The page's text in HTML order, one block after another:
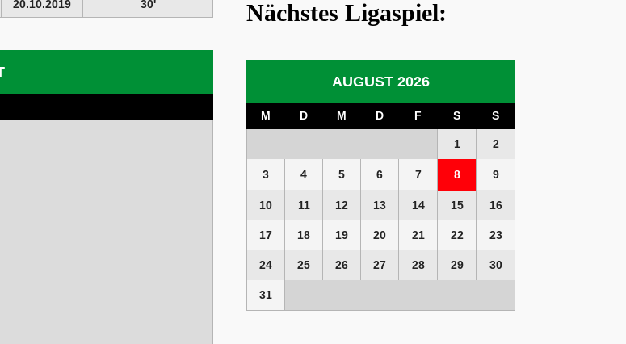
20.10.2019 30' Nächstes Ligaspiel:
AUGUST 2026
M D M D F S S
1 2
3 4 5 6 7 8 9
10 11 12 13 14 15 16
17 18 19 20 21 22 23
24 25 26 27 28 29 30
31